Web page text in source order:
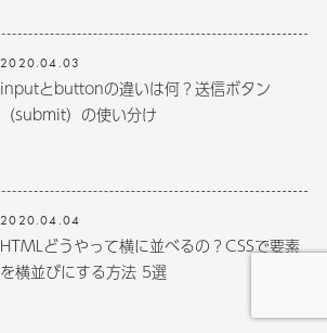
2020.04.03
inputとbuttonの違いは何？送信ボタン
（submit）の使い分け
2020.04.04
HTMLどうやって横に並べるの？CSSで要素
を横並びにする方法 5選